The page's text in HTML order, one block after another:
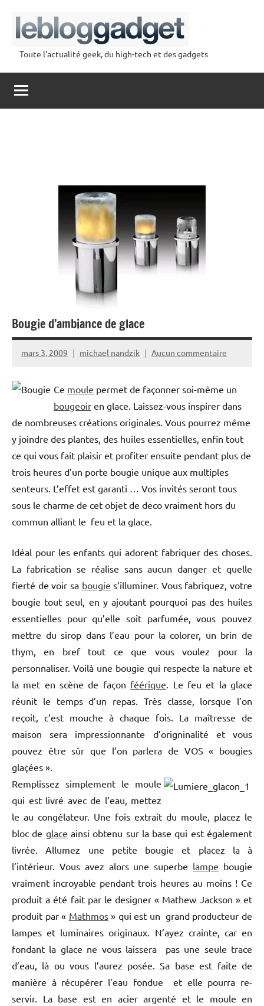
contenu
lebloggadget
Toute l'actualité geek, du high-tech et des gadgets
Bougie d’ambiance de glace
mars 3, 2009 michael nandzik Aucun commentaire
Ce moule permet de façonner soi-même un
bougeoir en glace. Laissez-vous inspirer dans
de nombreuses créations originales. Vous pourrez même
y joindre des plantes, des huiles essentielles, enfin tout
ce qui vous fait plaisir et profiter ensuite pendant plus de
trois heures d’un porte bougie unique aux multiples
senteurs. L’effet est garanti … Vos invités seront tous
sous le charme de cet objet de deco vraiment hors du
commun alliant le feu et la glace.
Idéal pour les enfants qui adorent fabriquer des choses.
La fabrication se réalise sans aucun danger et quelle
fierté de voir sa bougie s’illuminer. Vous fabriquez, votre
bougie tout seul, en y ajoutant pourquoi pas des huiles
essentielles pour qu’elle soit parfumée, vous pouvez
mettre du sirop dans l’eau pour la colorer, un brin de
thym, en bref tout ce que vous voulez pour la
personnaliser. Voilà une bougie qui respecte la nature et
la met en scène de façon féérique . Le feu et la glace
réunit le temps d’un repas. Très classe, lorsque l’on
reçoit, c’est mouche à chaque fois. La maîtresse de
maison sera impressionnante d’origninalité et vous
pouvez être sûr que l’on parlera de VOS « bougies
glaçées ».
Remplissez simplement le moule
qui est livré avec de l’eau, mettez
le au congélateur. Une fois extrait du moule, placez le
bloc de glace ainsi obtenu sur la base qui est également
livrée. Allumez une petite bougie et placez la à
l’intérieur. Vous avez alors une superbe lampe bougie
vraiment incroyable pendant trois heures au moins ! Ce
produit a été fait par le designer « Mathew Jackson » et
produit par « Mathmos» qui est un grand producteur de
lampes et luminaires originaux. N’ayez crainte, car en
fondant la glace ne vous laissera pas une seule trace
d’eau, là ou vous l’aurez posée. Sa base est faite de
manière à récupérer l’eau fondue et elle pourra re-
servir. La base est en acier argenté et le moule en